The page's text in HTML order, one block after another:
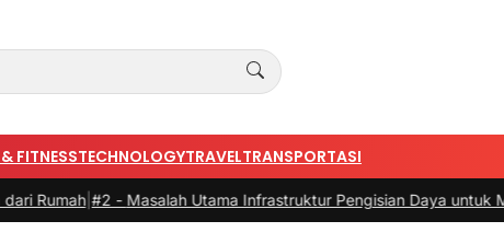
FITNESSTECHNOLOGYTRAVELTRANSPORTASI
|#2 -Masalah Utama Infrastruktur Pengisian Daya untuk